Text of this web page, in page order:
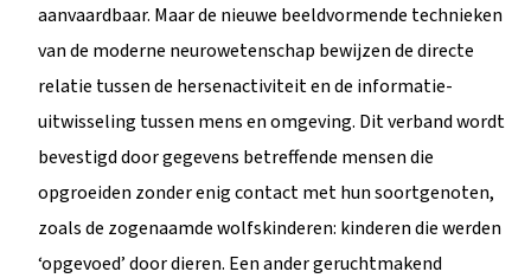
aanvaardbaar. Maar de nieuwe beeldvormende technieken
van de moderne neurowetenschap bewijzen de directe
relatie tussen de hersenactiviteit en de informatie-
uitwisseling tussen mens en omgeving. Dit verband wordt
bevestigd door gegevens betreffende mensen die
opgroeiden zonder enig contact met hun soortgenoten,
zoals de zogenaamde wolfskinderen: kinderen die werden
‘opgevoed’ door dieren. Een ander geruchtmakend